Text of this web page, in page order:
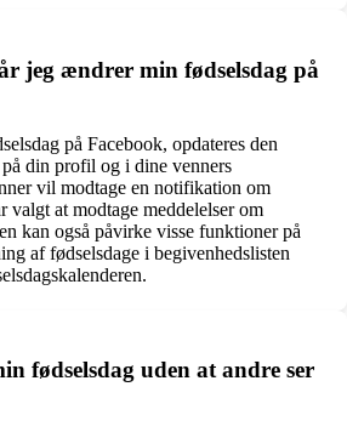
jeg ændrer min fødselsdag på
på Facebook, opdateres den
din profil og i dine venners
vil modtage en notifikation om
valgt at modtage meddelelser om
kan også påvirke visse funktioner på
af fødselsdage i begivenhedslisten
fødselsdag uden at andre ser